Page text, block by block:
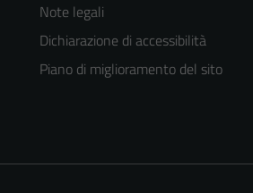
Note legali
Dichiarazione di accessibilità
Piano di miglioramento del sito
Tecnici
Questi cookie
sono necessari